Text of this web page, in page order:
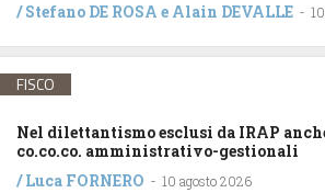
/Stefano DE ROSA e Alain DEVALLE -
FISCO
Nel dilettantismo esclusi da IRAP
co.co.co. amministrativo-gestionali
/Luca FORNERO - 10 agosto 2026